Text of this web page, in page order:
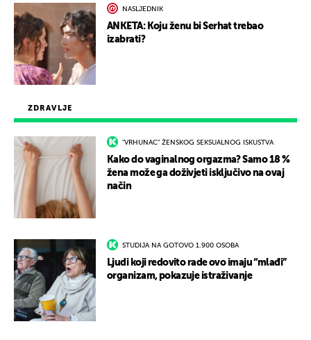
ZDRAVLJE
"VRHUNAC" ŽENSKOG SEKSUALNOG ISKUSTVA
Kako do vaginalnog orgazma? Samo 18 %
žena može ga doživjeti isključivo na ovaj
način
STUDIJA NA GOTOVO 1.900 OSOBA
Ljudi koji redovito rade ovo imaju “mlađi”
organizam, pokazuje istraživanje
NASLJEDNIK
ANKETA: Koju ženu bi Serhat trebao
izabrati?